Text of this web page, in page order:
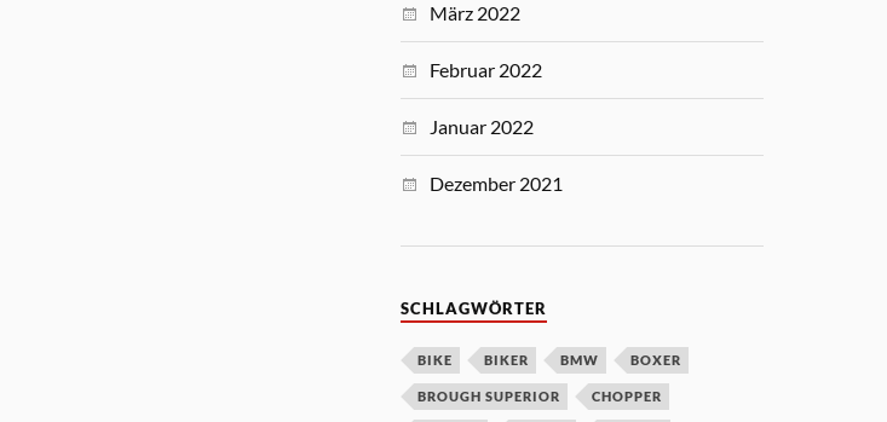
März 2022
Februar 2022
Januar 2022
Dezember 2021
SCHLAGWÖRTER
BIKE BIKER BMW BOXER
BROUGH SUPERIOR CHOPPER